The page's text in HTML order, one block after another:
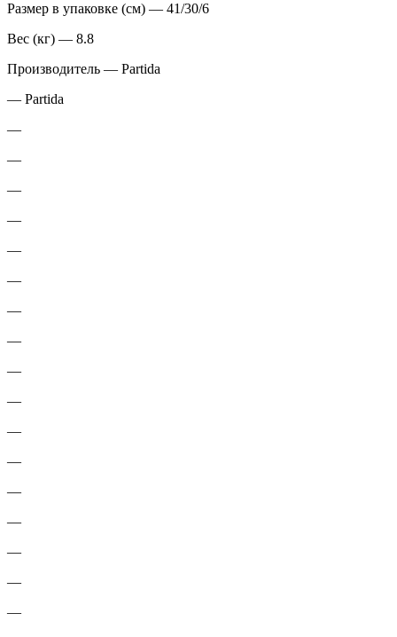
Размер в упаковке (см) — 41/30/6
Вес (кг) — 8.8
Производитель — Partida
— Partida
—
—
—
—
—
—
—
—
—
—
—
—
—
—
—
—
—